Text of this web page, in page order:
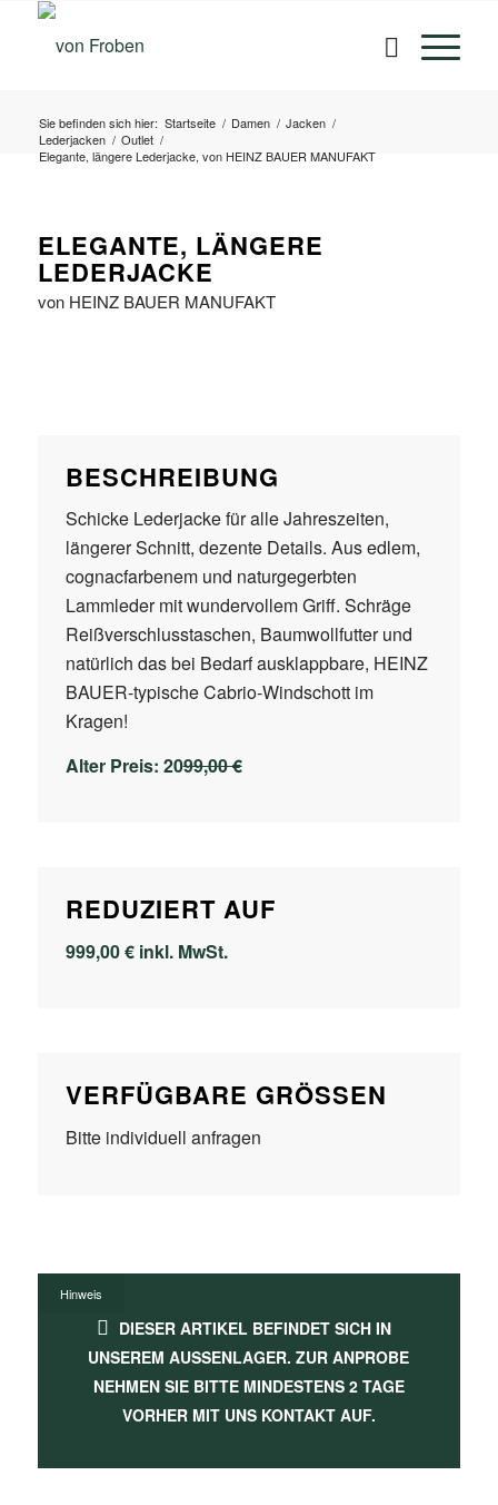
Sie befinden sich hier: Startseite / Damen / Jacken /
Lederjacken / Outlet /
Elegante, längere Lederjacke, von HEINZ BAUER MANUFAKT
ELEGANTE, LÄNGERE
LEDERJACKE
von HEINZ BAUER MANUFAKT
BESCHREIBUNG
Schicke Lederjacke für alle Jahreszeiten,
längerer Schnitt, dezente Details. Aus edlem,
cognacfarbenem und naturgegerbten
Lammleder mit wundervollem Griff. Schräge
Reißverschlusstaschen, Baumwollfutter und
natürlich das bei Bedarf ausklappbare, HEINZ
BAUER-typische Cabrio-Windschott im
Kragen!
Alter Preis: 2099,00 €
REDUZIERT AUF
999,00 € inkl. MwSt.
VERFÜGBARE GRÖSSEN
Bitte individuell anfragen
Hinweis
DIESER ARTIKEL BEFINDET SICH IN
UNSEREM AUSSENLAGER. ZUR ANPROBE N
EHMEN SIE BITTE MINDESTENS 2 TAGE V
ORHER MIT UNS KONTAKT AUF.